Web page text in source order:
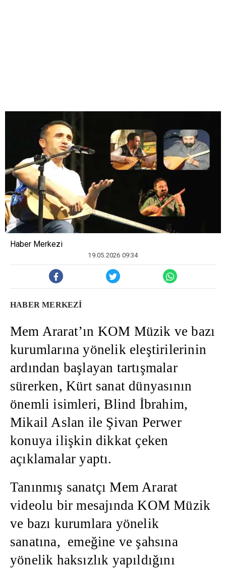
Haber Merkezi
19.05.2026 09:34
HABER MERKEZİ
Mem Ararat’ın KOM Müzik ve bazı
kurumlarına yönelik eleştirilerinin
ardından başlayan tartışmalar
sürerken, Kürt sanat dünyasının
önemli isimleri, Blind İbrahim,
Mikail Aslan ile Şivan Perwer
konuya ilişkin dikkat çeken
açıklamalar yaptı.
Tanınmış sanatçı Mem Ararat
videolu bir mesajında KOM Müzik
ve bazı kurumlara yönelik
sanatına, emeğine ve şahsına
yönelik haksızlık yapıldığını